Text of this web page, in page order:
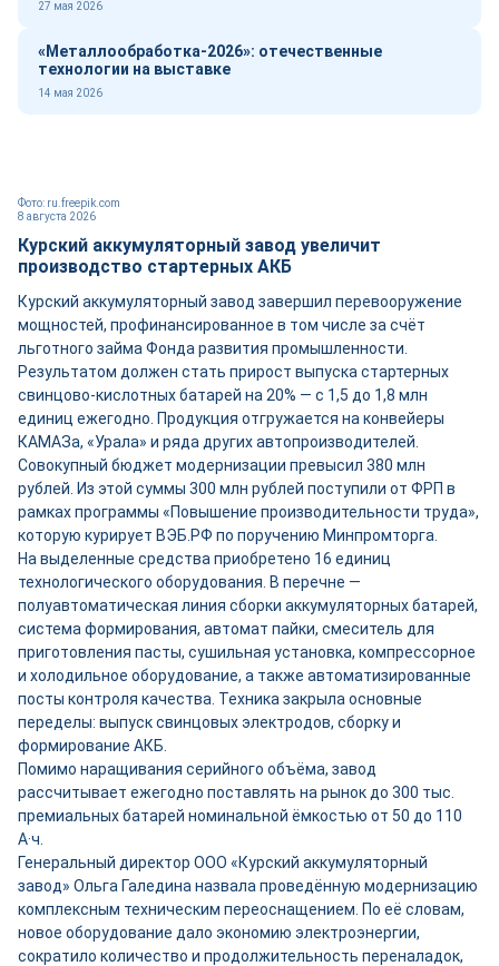
27 мая 2026
«Металлообработка-2026»: отечественные
технологии на выставке
14 мая 2026
8 августа 2026
Фото: ru.freepik.com
Курский аккумуляторный завод увеличит
производство стартерных АКБ
Курский аккумуляторный завод завершил перевооружение
мощностей, профинансированное в том числе за счёт
льготного займа Фонда развития промышленности.
Результатом должен стать прирост выпуска стартерных
свинцово-кислотных батарей на 20% — с 1,5 до 1,8 млн
единиц ежегодно. Продукция отгружается на конвейеры
КАМАЗа, «Урала» и ряда других автопроизводителей.
Совокупный бюджет модернизации превысил 380 млн
рублей. Из этой суммы 300 млн рублей поступили от ФРП в
рамках программы «Повышение производительности труда»,
которую курирует ВЭБ.РФ по поручению Минпромторга.
На выделенные средства приобретено 16 единиц
технологического оборудования. В перечне —
полуавтоматическая линия сборки аккумуляторных батарей,
система формирования, автомат пайки, смеситель для
приготовления пасты, сушильная установка, компрессорное
и холодильное оборудование, а также автоматизированные
посты контроля качества. Техника закрыла основные
переделы: выпуск свинцовых электродов, сборку и
формирование АКБ.
Помимо наращивания серийного объёма, завод
рассчитывает ежегодно поставлять на рынок до 300 тыс.
премиальных батарей номинальной ёмкостью от 50 до 110
А·ч.
Генеральный директор ООО «Курский аккумуляторный
завод» Ольга Галедина назвала проведённую модернизацию
комплексным техническим переоснащением. По её словам,
новое оборудование дало экономию электроэнергии,
сократило количество и продолжительность переналадок,